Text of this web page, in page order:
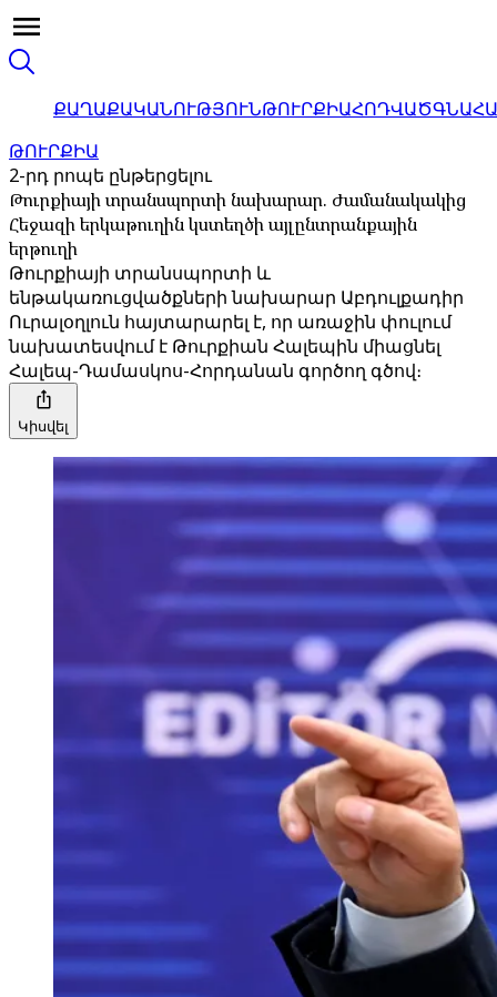
ՔԱՂԱՔԱԿԱՆՈՒԹՅՈՒՆԹՈՒՐՔԻԱՀՈԴՎԱԾ
ԹՈՒՐՔԻԱ
2-րդ րոպե ընթերցելու
Թուրքիայի տրանսպորտի նախարար. Ժամանակակից
Հեջազի երկաթուղին կստեղծի այլընտրանքային
երթուղի
Թուրքիայի տրանսպորտի և
ենթակառուցվածքների նախարար Աբդուլքադիր
Ուրալօղլուն հայտարարել է, որ առաջին փուլում
նախատեսվում է Թուրքիան Հալեպին միացնել
Հալեպ-Դամասկոս-Հորդանան գործող գծով։
Կիսվել